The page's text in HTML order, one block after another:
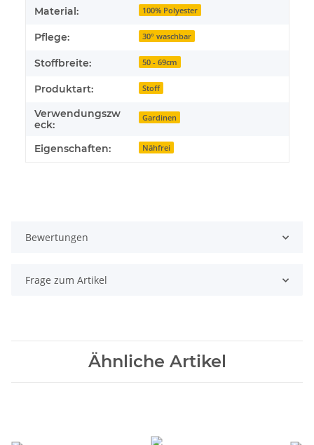
Material: 100% Polyester
Pflege: 30° waschbar
Stoffbreite: 50 - 69cm
Produktart: Stoff
Verwendungszw
eck:
Gardinen
Eigenschaften: Nähfrei
Bewertungen
Frage zum Artikel
Ähnliche Artikel